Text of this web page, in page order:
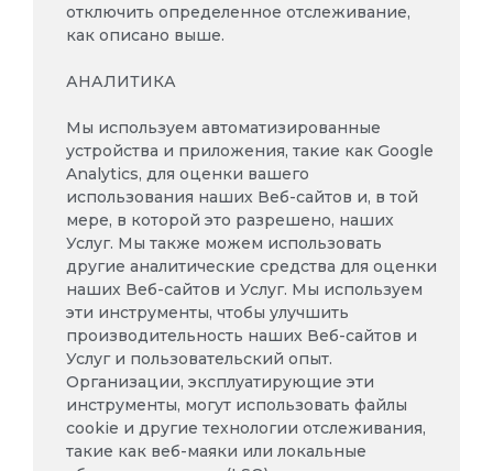
отключить определенное отслеживание,
как описано выше.
АНАЛИТИКА
Мы используем автоматизированные
устройства и приложения, такие как Google
Analytics, для оценки вашего
использования наших Веб-сайтов и, в той
мере, в которой это разрешено, наших
Услуг. Мы также можем использовать
другие аналитические средства для оценки
наших Веб-сайтов и Услуг. Мы используем
эти инструменты, чтобы улучшить
производительность наших Веб-сайтов и
Услуг и пользовательский опыт.
Организации, эксплуатирующие эти
инструменты, могут использовать файлы
cookie и другие технологии отслеживания,
такие как веб-маяки или локальные